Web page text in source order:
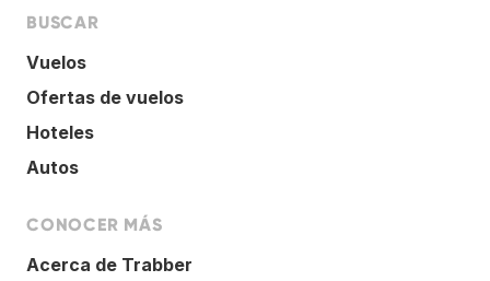
BUSCAR
Vuelos
Ofertas de vuelos
Hoteles
Autos
CONOCER MÁS
Acerca de Trabber